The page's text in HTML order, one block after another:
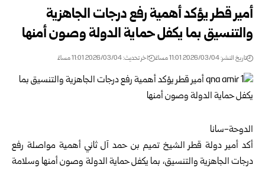
أمير قطر يؤكد أهمية رفع درجات الجاهزية
والتنسيق بما يكفل حماية الدولة وصون أمنها
تاريخ النشر: 2026/03/04 11:01 مساءً اخر تحديث: 2026/03/04 11:01 مساءً
الدوحة-سانا
أكد أمير دولة قطر الشيخ تميم بن حمد آل ثاني أهمية مواصلة رفع
درجات الجاهزية والتنسيق، بما يكفل حماية الدولة وصون أمنها وسلامة